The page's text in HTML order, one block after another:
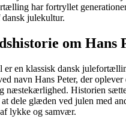
har fortryllet
julekultur.
om Hans
er en klassisk dansk
navn Hans Peter, der
næstekærlighed. Historien
dele glæden ved julen med
lykke og samvær.